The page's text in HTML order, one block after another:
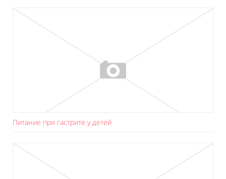
Питание при гастрите у детей